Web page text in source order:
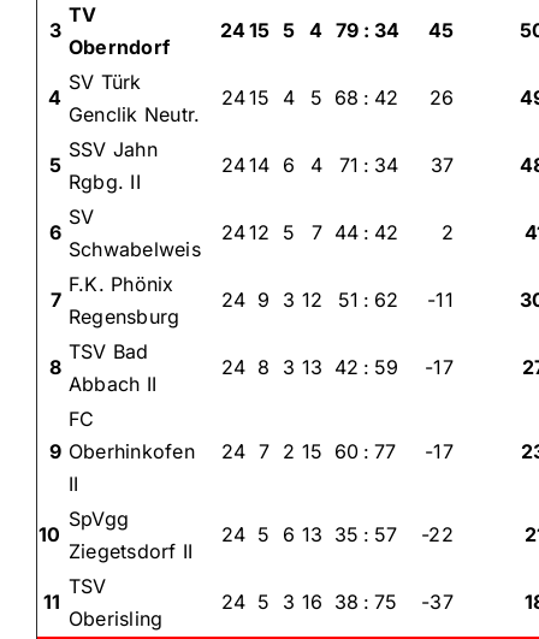
3
TV
Oberndorf
2415 5 4 79 : 34 45
4
SV Türk
Genclik Neutr.
2415 4 5 68 : 42 26
5
SSV Jahn
Rgbg. II
2414 6 4 71 : 34 37
6
SV
Schwabelweis
2412 5 7 44 : 42 2
7
F.K. Phönix
Regensburg
24 9 3 12 51 : 62 -11
8
TSV Bad
Abbach II
24 8 3 13 42 : 59 -17
9
FC
Oberhinkofen
II
24 7 2 15 60 : 77 -17
10
SpVgg
Ziegetsdorf II
24 5 6 13 35 : 57 -22
11
TSV
Oberisling
24 5 3 16 38 : 75 -37